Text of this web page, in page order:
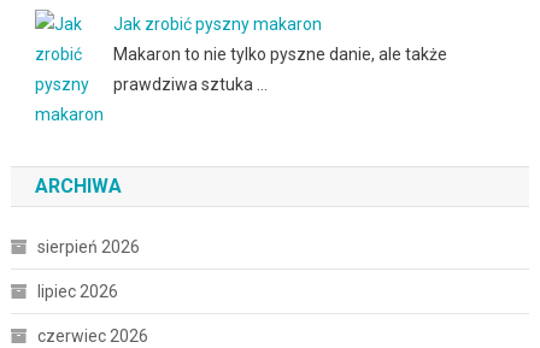
Jak zrobić pyszny makaron
Makaron to nie tylko pyszne danie, ale także
prawdziwa sztuka …
ARCHIWA
sierpień 2026
lipiec 2026
czerwiec 2026